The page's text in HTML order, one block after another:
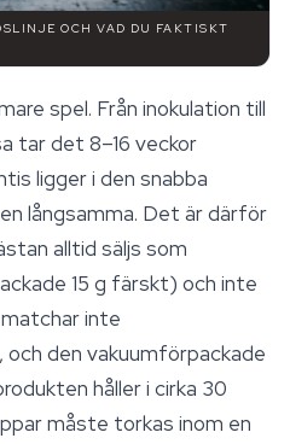
OCH VAD DU FAKTISKT
spel. Från inokulation till
tar det 8–16 veckor
ligger i den snabba
långsamma. Det är därför
alltid säljs som
15 g färskt) och inte
matchar inte
den vakuumförpackade
håller i cirka 30
måste torkas inom en